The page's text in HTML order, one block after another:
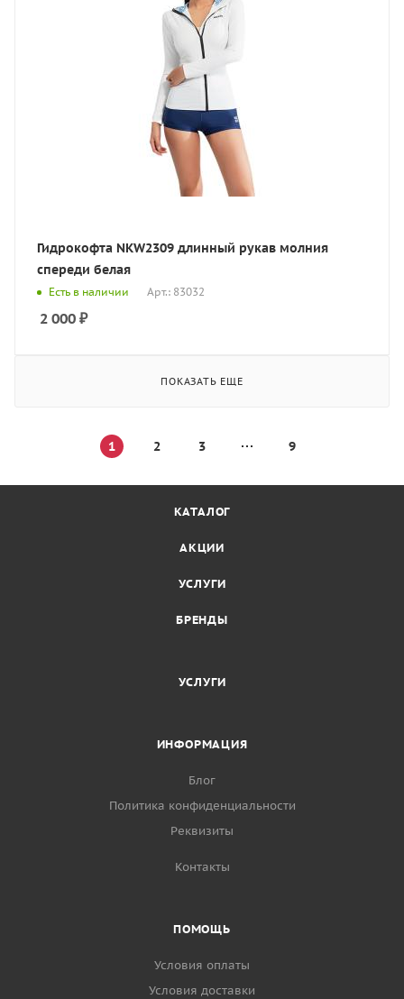
Гидрокофта NKW2309 длинный рукав молния
спереди белая
Есть в наличии Арт.: 83032
2 000 ₽
ПОКАЗАТЬ ЕЩЕ
1 2 3 9
КАТАЛОГ
АКЦИИ
УСЛУГИ
БРЕНДЫ
УСЛУГИ
ИНФОРМАЦИЯ
Блог
Политика конфиденциальности
Реквизиты
Контакты
ПОМОЩЬ
Условия оплаты
Условия доставки